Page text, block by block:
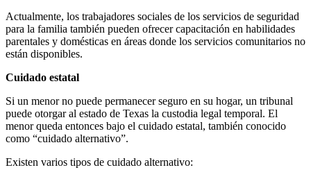
Actualmente, los trabajadores sociales de los servicios de seguridad
para la familia también pueden ofrecer capacitación en habilidades
parentales y domésticas en áreas donde los servicios comunitarios no
están disponibles.
Cuidado estatal
Si un menor no puede permanecer seguro en su hogar, un tribunal
puede otorgar al estado de Texas la custodia legal temporal. El
menor queda entonces bajo el cuidado estatal, también conocido
como “cuidado alternativo”.
Existen varios tipos de cuidado alternativo: